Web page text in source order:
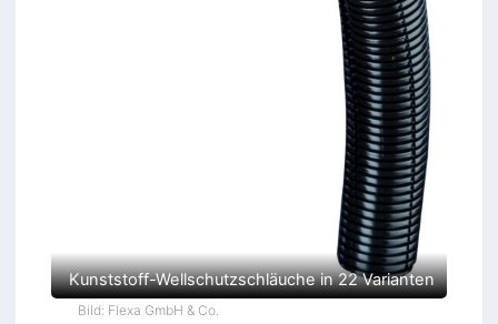
Kunststoff-Wellschutzschläuche in 22 Varianten
Bild: Flexa GmbH & Co.